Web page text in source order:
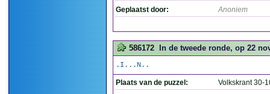
Geplaatst door: Anoniem
586172 In de tweede ronde, op 22
.I...N..
Plaats van de puzzel:
Volkskrant 30-